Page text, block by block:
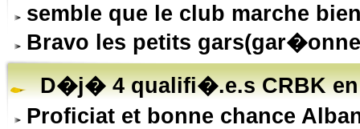
semble que le club marche
Bravo les petits
D�j� 4 qualifi�.e.s CRBK
Proficiat et bonne chance